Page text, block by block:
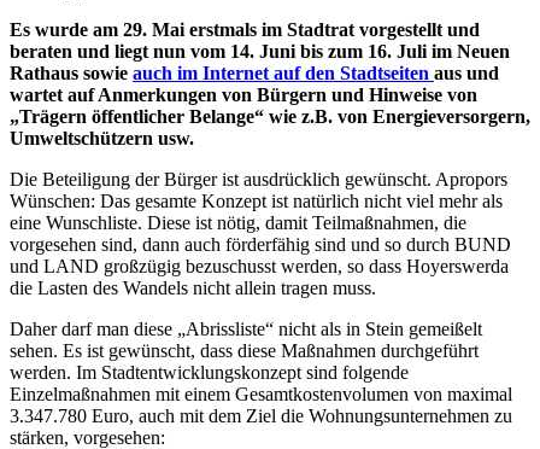
Es wurde am 29. Mai erstmals im Stadtrat vorgestellt und
beraten und liegt nun vom 14. Juni bis zum 16. Juli im Neuen
Rathaus sowie auch im Internet auf den Stadtseiten aus und
wartet auf Anmerkungen von Bürgern und Hinweise von
„Trägern öffentlicher Belange“ wie z.B. von Energieversorgern,
Umweltschützern usw.
Die Beteiligung der Bürger ist ausdrücklich gewünscht. Apropors
Wünschen: Das gesamte Konzept ist natürlich nicht viel mehr als
eine Wunschliste. Diese ist nötig, damit Teilmaßnahmen, die
vorgesehen sind, dann auch förderfähig sind und so durch BUND
und LAND großzügig bezuschusst werden, so dass Hoyerswerda
die Lasten des Wandels nicht allein tragen muss.
Daher darf man diese „Abrissliste“ nicht als in Stein gemeißelt
sehen. Es ist gewünscht, dass diese Maßnahmen durchgeführt
werden. Im Stadtentwicklungskonzept sind folgende
Einzelmaßnahmen mit einem Gesamtkostenvolumen von maximal
3.347.780 Euro, auch mit dem Ziel die Wohnungsunternehmen zu
stärken, vorgesehen: